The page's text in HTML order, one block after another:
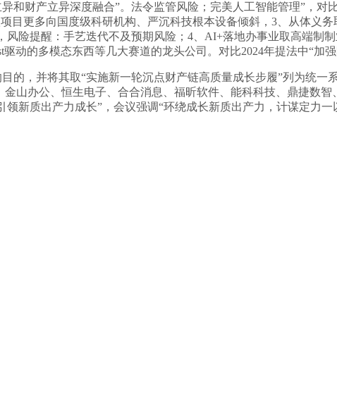
和财产立异深度融合”。法令监管风险；完美人工智能管理”，对
目更多向国度级科研机构、严沉科技根本设备倾斜，3、从体义
险提醒：手艺迭代不及预期风险；4、AI+落地办事业取高端制
动的多模态东西等几大赛道的龙头公司。对比2024年提法中“加强
，并将其取“实施新一轮沉点财产链高质量成长步履”列为统一
山办公、恒生电子、合合消息、福昕软件、能科科技、鼎捷数
领新质出产力成长”，会议强调“环绕成长新质出产力，计谋定力